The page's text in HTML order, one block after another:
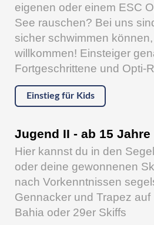
eigenen oder einem ESC
See rauschen? Bei uns
sicher schwimmen
willkommen! Einsteiger
Fortgeschrittene und Opti-
Einstieg für Kids
Jugend II - ab 15 Jahre
Hier kannst du in den
oder deine gewonnenen
nach Vorkenntnissen
Gennacker und Trapez
Bahia oder 29er Skiffs